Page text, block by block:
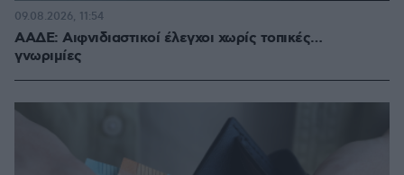
ΑΑΔΕ: Αιφνιδιαστικοί έλεγχοι χωρίς τοπικές…
γνωριμίες
09.08.2026, 11:54